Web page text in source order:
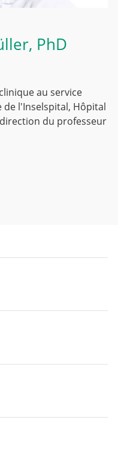
, PhD
au service
l'Inselspital, Hôpital
du professeur